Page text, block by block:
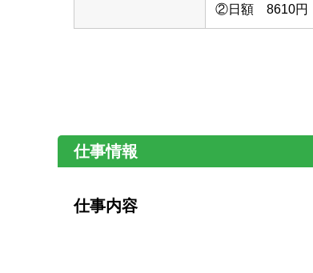
②日額 8610円
仕事情報
仕事内容